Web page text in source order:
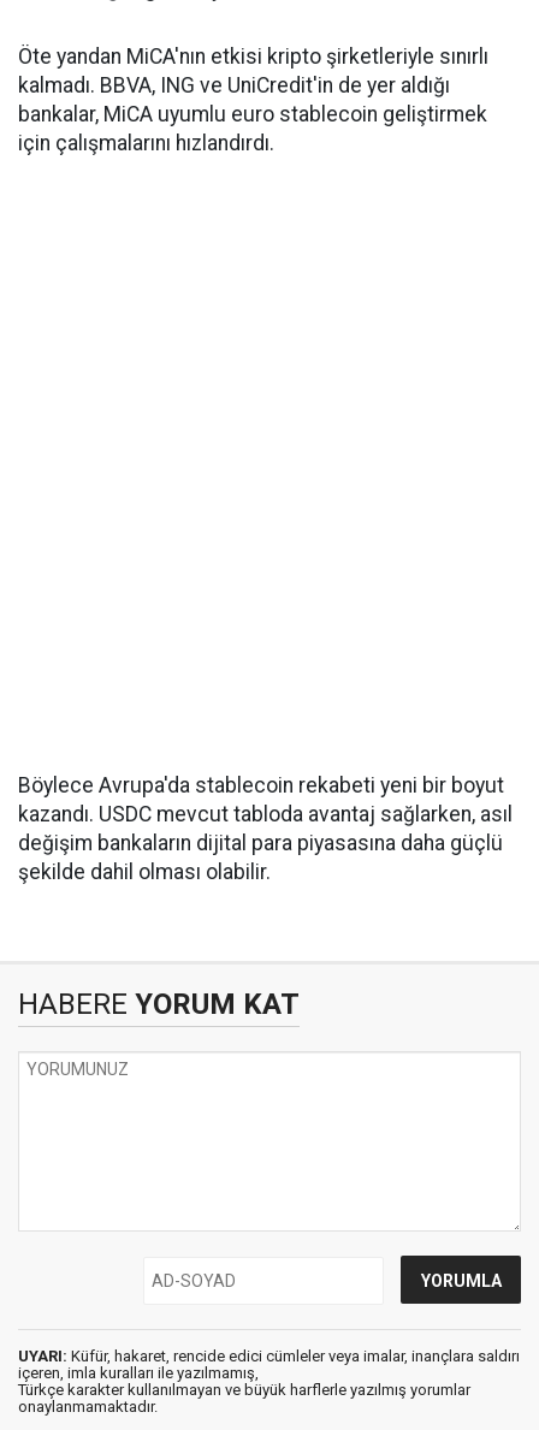
Öte yandan MiCA'nın etkisi kripto şirketleriyle sınırlı
kalmadı. BBVA, ING ve UniCredit'in de yer aldığı
bankalar, MiCA uyumlu euro stablecoin geliştirmek
için çalışmalarını hızlandırdı.
Böylece Avrupa'da stablecoin rekabeti yeni bir boyut
kazandı. USDC mevcut tabloda avantaj sağlarken, asıl
değişim bankaların dijital para piyasasına daha güçlü
şekilde dahil olması olabilir.
HABERE YORUM KAT
UYARI: Küfür, hakaret, rencide edici cümleler veya imalar, inançlara saldırı
içeren, imla kuralları ile yazılmamış,
Türkçe karakter kullanılmayan ve büyük harflerle yazılmış yorumlar
onaylanmamaktadır.